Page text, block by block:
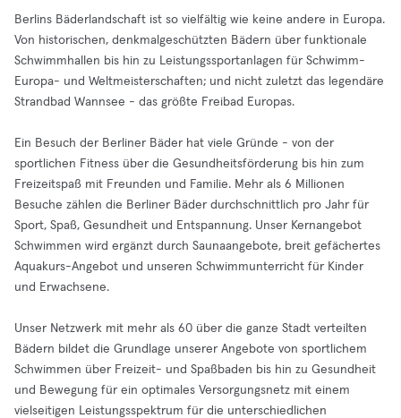
Berlins Bäderlandschaft ist so vielfältig wie keine andere in Europa.
Von historischen, denkmalgeschützten Bädern über funktionale
Schwimmhallen bis hin zu Leistungssportanlagen für Schwimm-
Europa- und Weltmeisterschaften; und nicht zuletzt das legendäre
Strandbad Wannsee - das größte Freibad Europas.
Ein Besuch der Berliner Bäder hat viele Gründe - von der
sportlichen Fitness über die Gesundheitsförderung bis hin zum
Freizeitspaß mit Freunden und Familie. Mehr als 6 Millionen
Besuche zählen die Berliner Bäder durchschnittlich pro Jahr für
Sport, Spaß, Gesundheit und Entspannung. Unser Kernangebot
Schwimmen wird ergänzt durch Saunaangebote, breit gefächertes
Aquakurs-Angebot und unseren Schwimmunterricht für Kinder
und Erwachsene.
Unser Netzwerk mit mehr als 60 über die ganze Stadt verteilten
Bädern bildet die Grundlage unserer Angebote von sportlichem
Schwimmen über Freizeit- und Spaßbaden bis hin zu Gesundheit
und Bewegung für ein optimales Versorgungsnetz mit einem
vielseitigen Leistungsspektrum für die unterschiedlichen